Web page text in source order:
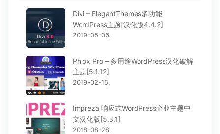
Divi – ElegantThemes多功能
WordPress主题[汉化版4.4.2]
2019-05-06,
Phlox Pro – 多用途WordPress汉化破解
主题[5.1.12]
2019-02-15,
Impreza 响应式WordPress企业主题中
文汉化版[5.3.1]
2018-08-28,